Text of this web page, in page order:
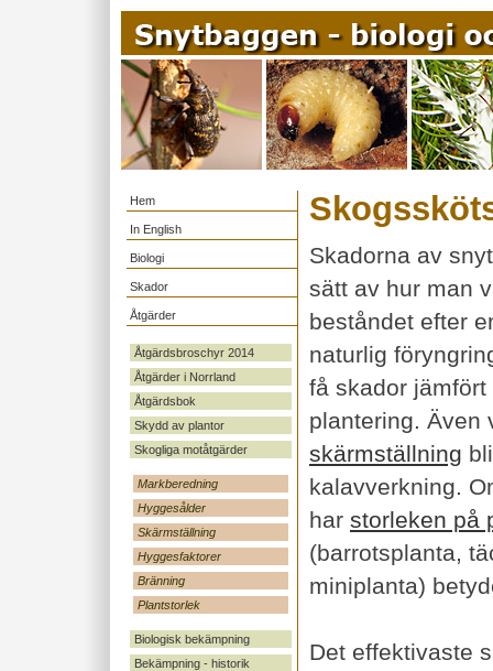
Hem
In English
Biologi
Skador
Åtgärder
Åtgärdsbroschyr 2014
Åtgärder i Norrland
Åtgärdsbok
Skydd av plantor
Skogliga motåtgärder
Markberedning
Hyggesålder
Skärmställning
Hyggesfaktorer
Bränning
Plantstorlek
Biologisk bekämpning
Bekämpning - historik
Skadorna av
sätt av hur man
beståndet efter
naturlig
få skador
plantering. Även
skärmställning
kalavverkning.
har storleken på
(barrotsplanta,
miniplanta)
Det effektivaste